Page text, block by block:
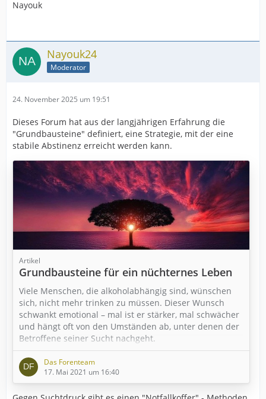
zu gehen....
Ihr seid mit euren Ängsten vorm 1.
Arztbesuch und der Entgiftung nicht
Nayouk
Nayouk24
Moderator
24. November 2025 um 19:51
Dieses Forum hat aus der langjährigen Erfahrung die
"Grundbausteine" definiert, eine Strategie, mit der eine
stabile Abstinenz erreicht werden kann.
Artikel
Grundbausteine für ein nüchternes Leben
Viele Menschen, die alkoholabhängig sind, wünschen
sich, nicht mehr trinken zu müssen. Dieser Wunsch
schwankt emotional – mal ist er stärker, mal schwächer
und hängt oft von den Umständen ab, unter denen der
Betroffene seiner Sucht nachgeht.
Das Forenteam
17. Mai 2021 um 16:40